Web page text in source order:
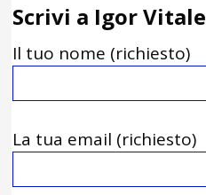
Scrivi a Igor Vitale
Il tuo nome (richiesto)
La tua email (richiesto)